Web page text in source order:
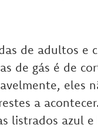
de adultos e
de gás é de
eles
a
listrados azul e